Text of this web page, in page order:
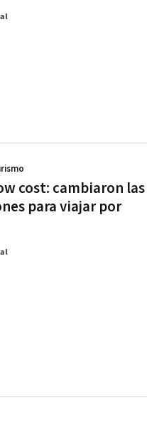
cost: cambiaron las
para viajar por